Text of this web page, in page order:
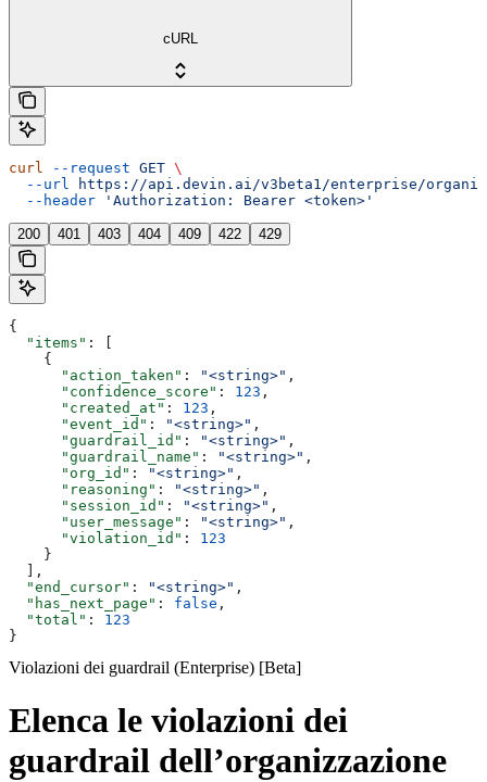
cURL
curl --request GET \
  --url
https://api.devin.ai/v3beta1/enterprise/
  --header
'Authorization: Bearer <token>'
200 401 403 404 409 422 429
{
  "items"
: [
    {
      "action_taken"
: "<string>" ,
      "confidence_score"
: 123 ,
      "created_at"
: 123 ,
      "event_id"
: "<string>" ,
      "guardrail_id"
: "<string>" ,
      "guardrail_name"
: "<string>" ,
      "org_id"
: "<string>" ,
      "reasoning"
: "<string>" ,
      "session_id"
: "<string>" ,
      "user_message"
: "<string>" ,
      "violation_id"
: 123
    }
  ],
  "end_cursor"
: "<string>" ,
  "has_next_page"
: false ,
  "total"
: 123
}
Violazioni dei guardrail (Enterprise) [Beta]
Elenca le violazioni dei
guardrail dell’organizzazione